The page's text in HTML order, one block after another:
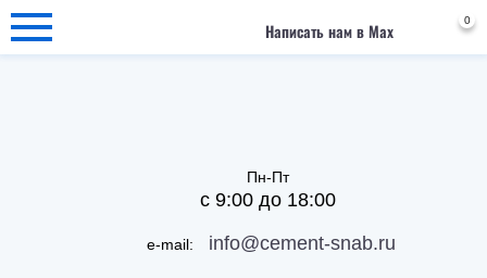
Написать нам в Max 0
Пн-Пт
с 9:00 до 18:00
e-mail: info@cement-snab.ru